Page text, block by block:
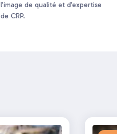
l’image de qualité et d’expertise
de CRP.